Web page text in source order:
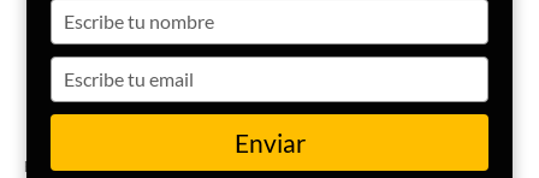
Portada Especial Análisis Prospectivo 2025
your
name
your
email
Enviar